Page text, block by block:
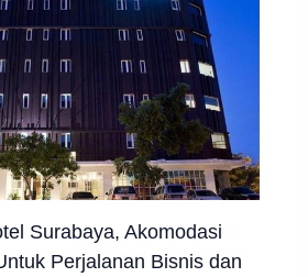
Surabaya, Akomodasi
Perjalanan Bisnis dan